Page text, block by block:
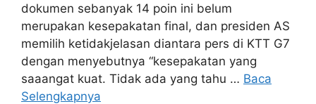
dokumen sebanyak 14 poin ini belum
merupakan kesepakatan final, dan presiden AS
memilih ketidakjelasan diantara pers di KTT G7
dengan menyebutnya “kesepakatan yang
saaangat kuat. Tidak ada yang tahu … Baca
Selengkapnya